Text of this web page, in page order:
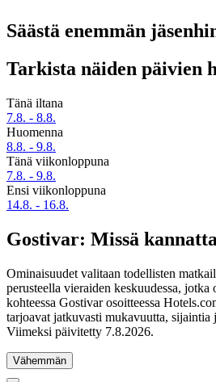
Säästä enemmän
Tarkista näiden päivien
Tänä iltana
7.8. - 8.8.
Huomenna
8.8. - 9.8.
Tänä viikonloppuna
7.8. - 9.8.
Ensi viikonloppuna
14.8. - 16.8.
Gostivar: Missä
Ominaisuudet valitaan todellisten
perusteella vieraiden keskuudessa, jotka
kohteessa Gostivar osoitteessa
tarjoavat jatkuvasti mukavuutta, sijaintia
Viimeksi päivitetty 7.8.2026.
Vähemmän